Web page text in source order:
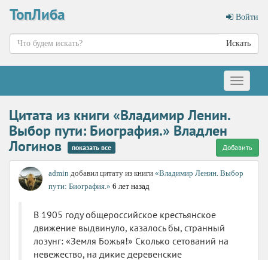
ТопЛиба Войти
Искать
Меню
Цитата из книги «Владимир Ленин.
Выбор пути: Биография.» Владлен
Логинов
показать все Добавить
admin добавил цитату из книги «Владимир Ленин. Выбор
пути: Биография.» 6 лет назад
В 1905 году общероссийское крестьянское
движение выдвинуло, казалось бы, странный
лозунг: «Земля Божья!» Сколько сетований на
невежество, на дикие деревенские